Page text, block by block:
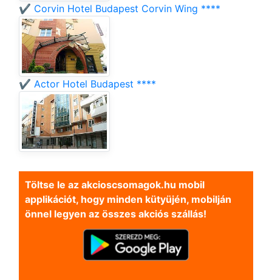
✔️ Corvin Hotel Budapest Corvin Wing ****
✔️ Actor Hotel Budapest ****
Töltse le az akcioscsomagok.hu mobil
applikációt, hogy minden kütyüjén, mobilján
önnel legyen az összes akciós szállás!